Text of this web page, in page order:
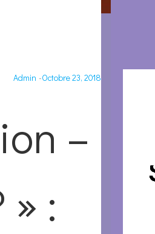
Admin -Octobre 23, 2018
–
: